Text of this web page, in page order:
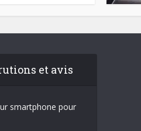
et avis
smartphone pour